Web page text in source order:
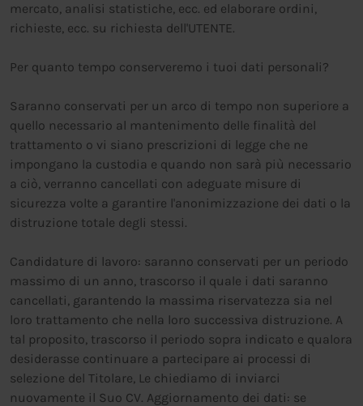
mercato, analisi statistiche, ecc. ed elaborare ordini,
richieste, ecc. su richiesta dell'UTENTE.
Per quanto tempo conserveremo i tuoi dati personali?
Saranno conservati per un arco di tempo non superiore a
quello necessario al mantenimento delle finalità del
trattamento o vi siano prescrizioni di legge che ne
impongano la custodia e quando non sarà più necessario
a ciò, verranno cancellati con adeguate misure di
sicurezza volte a garantire l'anonimizzazione dei dati o la
distruzione totale degli stessi.
Candidature di lavoro: saranno conservati per un periodo
massimo di un anno, trascorso il quale i dati saranno
cancellati, garantendo la massima riservatezza sia nel
loro trattamento che nella loro successiva distruzione. A
tal proposito, trascorso il periodo sopra indicato e qualora
desiderasse continuare a partecipare ai processi di
selezione del Titolare, Le chiediamo di inviarci
nuovamente il Suo CV. Aggiornamento dei dati: se